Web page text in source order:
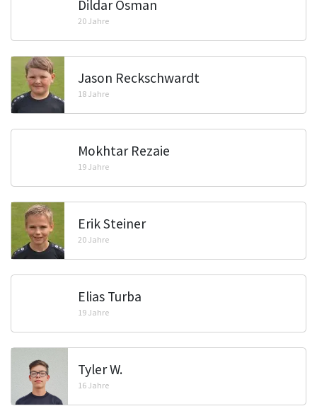
Dildar Osman
20 Jahre
Jason Reckschwardt
18 Jahre
Mokhtar Rezaie
19 Jahre
Erik Steiner
20 Jahre
Elias Turba
19 Jahre
Tyler W.
16 Jahre